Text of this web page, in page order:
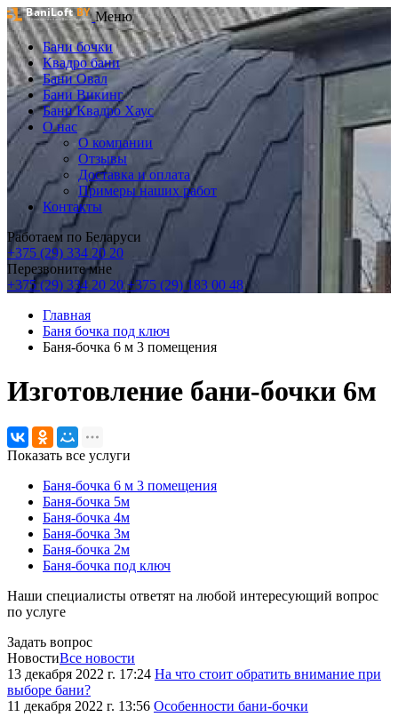
Меню
Бани бочки
Квадро бани
Бани Овал
Бани Викинг
Бани Квадро Хаус
О нас
О компании
Отзывы
Доставка и оплата
Примеры наших работ
Контакты
Работаем по Беларуси
+375 (29) 334 20 20
Перезвоните мне
+375 (29) 334 20 20 +375 (29) 183 00 48
Главная
Баня бочка под ключ
Баня-бочка 6 м 3 помещения
Изготовление бани-бочки 6м
Показать все услуги
Баня-бочка 6 м 3 помещения
Баня-бочка 5м
Баня-бочка 4м
Баня-бочка 3м
Баня-бочка 2м
Баня-бочка под ключ
Наши специалисты ответят на любой интересующий вопрос
по услуге
Задать вопрос
НовостиВсе новости
13 декабря 2022 г. 17:24 На что стоит обратить внимание при
выборе бани?
11 декабря 2022 г. 13:56 Особенности бани-бочки